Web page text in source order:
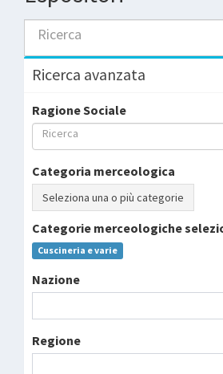
Ricerca
Ricerca avanzata
Ragione Sociale
Ricerca
Categoria merceologica
Seleziona una o più categorie
Categorie merceologiche
Cuscineria e varie
Nazione
Regione